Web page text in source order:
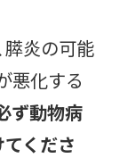
膵炎の可能
悪化する
ず動物病
くださ